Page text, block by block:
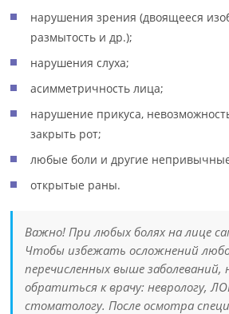
нарушения зрения (двоящееся
размытость и др.);
нарушения слуха;
асимметричность лица;
нарушение прикуса,
закрыть рот;
любые боли и другие
открытые раны.
Важно! При любых болях на лице
Чтобы избежать осложнений
перечисленных выше заболеваний,
обратиться к врачу: неврологу,
стоматологу. После осмотра